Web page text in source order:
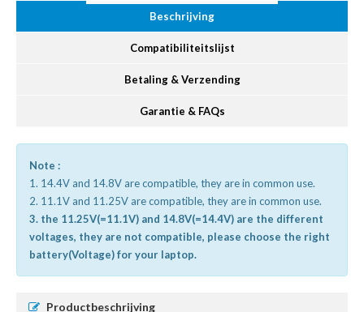
Beschrijving
Compatibiliteitslijst
Betaling & Verzending
Garantie & FAQs
Note :
1. 14.4V and 14.8V are compatible, they are in common use.
2. 11.1V and 11.25V are compatible, they are in common use.
3. the 11.25V(=11.1V) and 14.8V(=14.4V) are the different
voltages, they are not compatible, please choose the right
battery(Voltage) for your laptop.
Productbeschrijving